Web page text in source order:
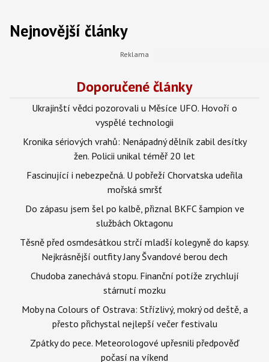
Nejnovější články
Doporučené články
Ukrajinští vědci pozorovali u Měsíce UFO. Hovoří o
vyspělé technologii
Kronika sériových vrahů: Nenápadný dělník zabil desítky
žen. Policii unikal téměř 20 let
Fascinující i nebezpečná. U pobřeží Chorvatska udeřila
mořská smršť
Do zápasu jsem šel po kalbě, přiznal BKFC šampion ve
službách Oktagonu
Těsně před osmdesátkou strčí mladší kolegyně do kapsy.
Nejkrásnější outfity Jany Švandové berou dech
Chudoba zanechává stopu. Finanční potíže zrychlují
stárnutí mozku
Moby na Colours of Ostrava: Střízlivý, mokrý od deště, a
přesto přichystal nejlepší večer festivalu
Zpátky do pece. Meteorologové upřesnili předpověď
počasí na víkend